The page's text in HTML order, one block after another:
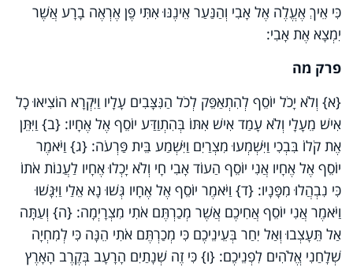
כִּי אֵיךְ אֶעֱלֶה אֶל אָבִי וְהַנַּעַר אֵינֶנּוּ אִתִּי פֶּן אֶרְאֶה בָרָע אֲשֶׁר
יִמְצָא אֶת אָבִי:
פרק מה
{א} וְלֹא יָכֹל יוֹסֵף לְהִתְאַפֵּק לְכֹל הַנִּצָּבִים עָלָיו וַיִּקְרָא הוֹצִיאוּ כָל
אִישׁ מֵעָלָי וְלֹא עָמַד אִישׁ אִתּוֹ בְּהִתְוַדַּע יוֹסֵף אֶל אֶחָיו: {ב} וַיִּתֵּן
אֶת קֹלוֹ בִּבְכִי וַיִּשְׁמְעוּ מִצְרַיִם וַיִּשְׁמַע בֵּית פַּרְעֹה: {ג} וַיֹּאמֶר
יוֹסֵף אֶל אֶחָיו אֲנִי יוֹסֵף הַעוֹד אָבִי חָי וְלֹא יָכְלוּ אֶחָיו לַעֲנוֹת אֹתוֹ
כִּי נִבְהֲלוּ מִפָּנָיו: {ד} וַיֹּאמֶר יוֹסֵף אֶל אֶחָיו גְּשׁוּ נָא אֵלַי וַיִּגָּשׁוּ
וַיֹּאמֶר אֲנִי יוֹסֵף אֲחִיכֶם אֲשֶׁר מְכַרְתֶּם אֹתִי מִצְרָיְמָה: {ה} וְעַתָּה
אַל תֵּעָצְבוּ וְאַל יִחַר בְּעֵינֵיכֶם כִּי מְכַרְתֶּם אֹתִי הֵנָּה כִּי לְמִחְיָה
שְׁלָחַנִי אֱלֹהִים לִפְנֵיכֶם: {ו} כִּי זֶה שְׁנָתַיִם הָרָעָב בְּקֶרֶב הָאָרֶץ